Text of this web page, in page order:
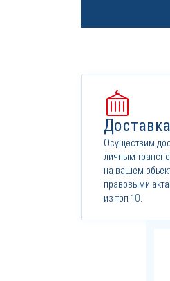
Осуществим
личным
на вашем
правовыми
из топ 10.